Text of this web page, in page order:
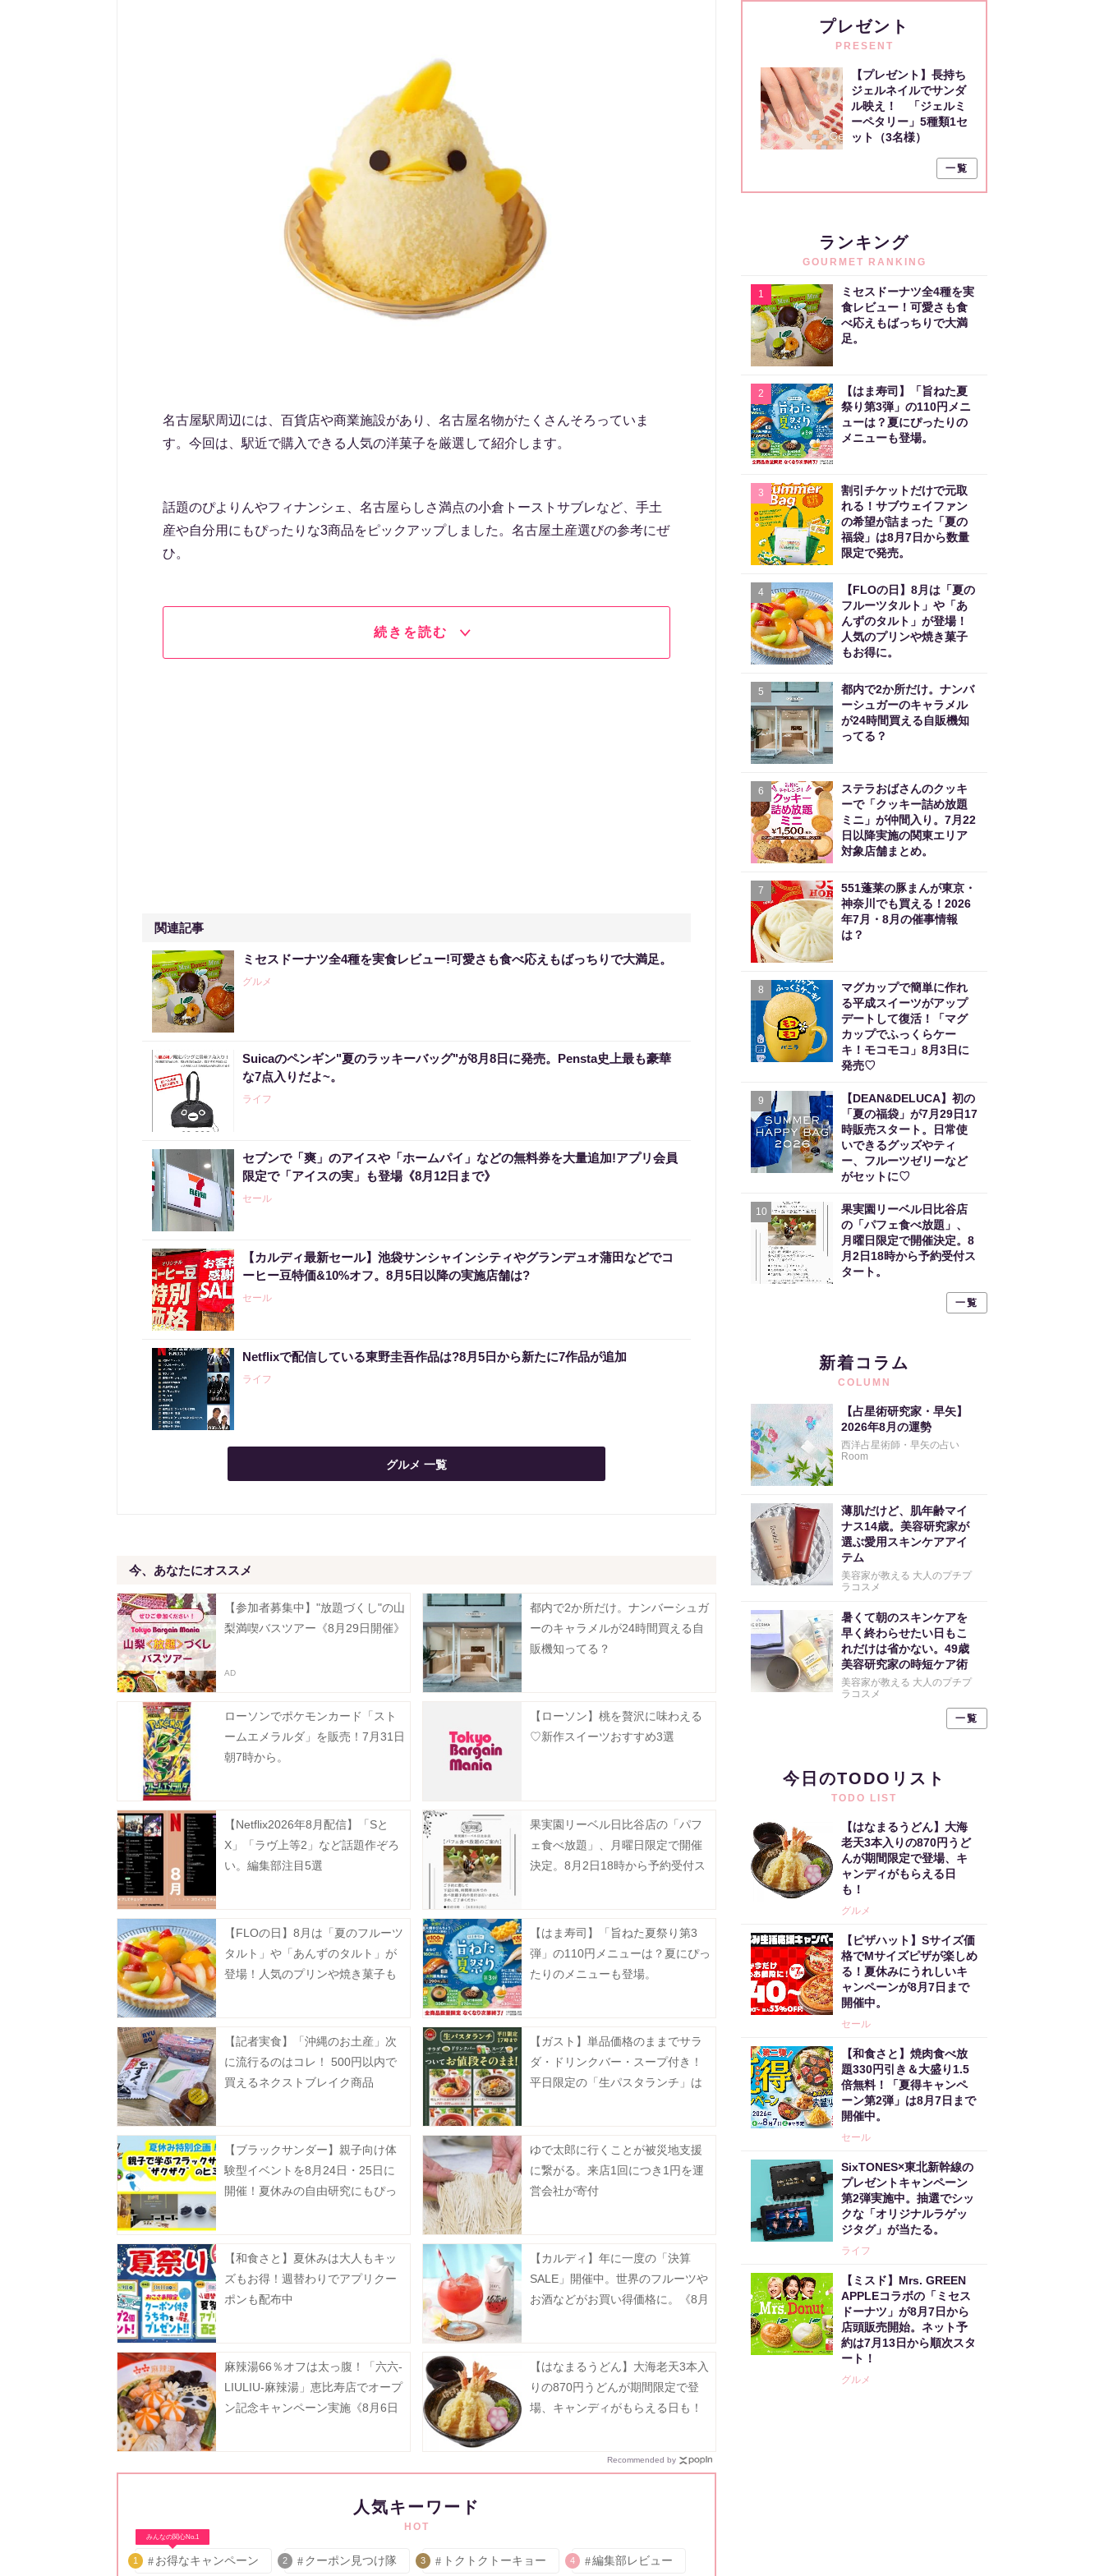
名古屋駅周辺には、百貨店や商業施設があり、名古屋名物がたくさんそろっていま
す。今回は、駅近で購入できる人気の洋菓子を厳選して紹介します。
話題のぴよりんやフィナンシェ、名古屋らしさ満点の小倉トーストサブレなど、手土
産や自分用にもぴったりな3商品をピックアップしました。名古屋土産選びの参考にぜ
ひ。
続きを読む
関連記事
ミセスドーナツ全4種を実食レビュー!可愛さも食べ応えもばっちりで大満足。
グルメ
Suicaのペンギン"夏のラッキーバッグ"が8月8日に発売。Pensta史上最も豪華
な7点入りだよ~。
ライフ
セブンで「爽」のアイスや「ホームパイ」などの無料券を大量追加!アプリ会員
限定で「アイスの実」も登場《8月12日まで》
セール
【カルディ最新セール】池袋サンシャインシティやグランデュオ蒲田などでコ
ーヒー豆特価&10%オフ。8月5日以降の実施店舗は?
セール
Netflixで配信している東野圭吾作品は?8月5日から新たに7作品が追加
ライフ
グルメ 一覧
今、あなたにオススメ
【参加者募集中】"放題づくし"の山
梨満喫バスツアー《8月29日開催》
都内で2か所だけ。ナンバーシュガ
ーのキャラメルが24時間買える自
販機知ってる？
ローソンでポケモンカード「スト
ームエメラルダ」を販売！7月31日
朝7時から。
【ローソン】桃を贅沢に味わえる
♡新作スイーツおすすめ3選
【Netflix2026年8月配信】「Sと
X」「ラヴ上等2」など話題作ぞろ
い。編集部注目5選
果実園リーベル日比谷店の「パフ
ェ食べ放題」、月曜日限定で開催
決定。8月2日18時から予約受付ス
【FLOの日】8月は「夏のフルーツ
タルト」や「あんずのタルト」が
登場！人気のプリンや焼き菓子も
【はま寿司】「旨ねた夏祭り第3
弾」の110円メニューは？夏にぴっ
たりのメニューも登場。
【記者実食】「沖縄のお土産」次
に流行るのはコレ！ 500円以内で
買えるネクストブレイク商品
【ガスト】単品価格のままでサラ
ダ・ドリンクバー・スープ付き！
平日限定の「生パスタランチ」は
【ブラックサンダー】親子向け体
験型イベントを8月24日・25日に
開催！夏休みの自由研究にもぴっ
ゆで太郎に行くことが被災地支援
に繋がる。来店1回につき1円を運
営会社が寄付
【和食さと】夏休みは大人もキッ
ズもお得！週替わりでアプリクー
ポンも配布中
【カルディ】年に一度の「決算
SALE」開催中。世界のフルーツや
お酒などがお買い得価格に。《8月
麻辣湯66％オフは太っ腹！「六六-
LIULIU-麻辣湯」恵比寿店でオープ
ン記念キャンペーン実施《8月6日
【はなまるうどん】大海老天3本入
りの870円うどんが期間限定で登
場、キャンディがもらえる日も！
Recommended by
人気キーワード
HOT
みんなの関心No.1
1 お得なキャンペーン 2 クーポン見つけ隊 3 トクトクトーキョー 4 編集部レビュー
プレゼント
PRESENT
【プレゼント】長持ち
ジェルネイルでサンダ
ル映え！ 「ジェルミ
ーペタリー」5種類1セ
ット（3名様）
一覧
ランキング
GOURMET RANKING
1
ミセスドーナツ全4種を実
食レビュー！可愛さも食
べ応えもばっちりで大満
足。
2
【はま寿司】「旨ねた夏
祭り第3弾」の110円メニ
ューは？夏にぴったりの
メニューも登場。
3
割引チケットだけで元取
れる！サブウェイファン
の希望が詰まった「夏の
福袋」は8月7日から数量
限定で発売。
4
【FLOの日】8月は「夏の
フルーツタルト」や「あ
んずのタルト」が登場！
人気のプリンや焼き菓子
もお得に。
5
都内で2か所だけ。ナンバ
ーシュガーのキャラメル
が24時間買える自販機知
ってる？
6
ステラおばさんのクッキ
ーで「クッキー詰め放題
ミニ」が仲間入り。7月22
日以降実施の関東エリア
対象店舗まとめ。
7
551蓬莱の豚まんが東京・
神奈川でも買える！2026
年7月・8月の催事情報
は？
8
マグカップで簡単に作れ
る平成スイーツがアップ
デートして復活！「マグ
カップでふっくらケー
キ！モコモコ」8月3日に
発売♡
9
【DEAN&DELUCA】初の
「夏の福袋」が7月29日17
時販売スタート。日常使
いできるグッズやティ
ー、フルーツゼリーなど
がセットに♡
10
果実園リーベル日比谷店
の「パフェ食べ放題」、
月曜日限定で開催決定。8
月2日18時から予約受付ス
タート。
一覧
新着コラム
COLUMN
【占星術研究家・早矢】
2026年8月の運勢
西洋占星術師・早矢の占い
Room
薄肌だけど、肌年齢マイ
ナス14歳。美容研究家が
選ぶ愛用スキンケアアイ
テム
美容家が教える 大人のプチプ
ラコスメ
暑くて朝のスキンケアを
早く終わらせたい日もこ
れだけは省かない。49歳
美容研究家の時短ケア術
美容家が教える 大人のプチプ
ラコスメ
一覧
今日のTODOリスト
TODO LIST
【はなまるうどん】大海
老天3本入りの870円うど
んが期間限定で登場、キ
ャンディがもらえる日
も！
グルメ
【ピザハット】Sサイズ価
格でMサイズピザが楽しめ
る！夏休みにうれしいキ
ャンペーンが8月7日まで
開催中。
セール
【和食さと】焼肉食べ放
題330円引き＆大盛り1.5
倍無料！「夏得キャンペ
ーン第2弾」は8月7日まで
開催中。
セール
SixTONES×東北新幹線の
プレゼントキャンペーン
第2弾実施中。抽選でシッ
クな「オリジナルラゲッ
ジタグ」が当たる。
ライフ
【ミスド】Mrs. GREEN
APPLEコラボの「ミセス
ドーナツ」が8月7日から
店頭販売開始。ネット予
約は7月13日から順次スタ
ート！
グルメ